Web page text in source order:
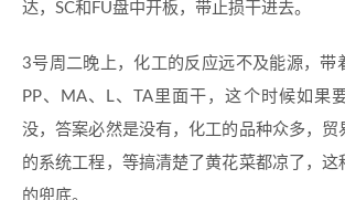
达，SC和FU盘中开板，带止损干进去。
3号周二晚上，化工的反应远不及能源，带
PP、MA、L、TA里面干，这个时候如果
没，答案必然是没有，化工的品种众多，贸
的系统工程，等搞清楚了黄花菜都凉了，这
的兜底。